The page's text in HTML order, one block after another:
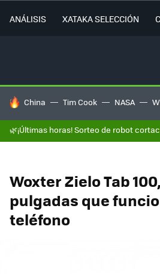
ANÁLISIS XATAKA SELECCIÓN
HOY SE HABLA DE
China Tim Cook NASA
🌿¡Últimas horas! Sorteo de robot
Woxter Zielo Tab
pulgadas que
teléfono